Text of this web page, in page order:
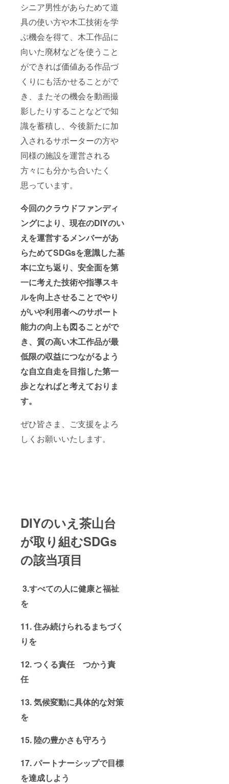
シニア男性があらためて道
具の使い方や木工技術を学
ぶ機会を得て、木工作品に
向いた廃材などを使うこと
ができれば価値ある作品づ
くりにも活かせることがで
き、またその機会を動画撮
影したりすることなどで知
識を蓄積し、今後新たに加
入されるサポーターの方や
同様の施設を運営される
方々にも分かち合いたく
思っています。
今回のクラウドファンディ
ングにより、現在のDIYのい
えを運営するメンバーがあ
らためてSDGsを意識した基
本に立ち返り、安全面を第
一に考えた技術や指導スキ
ルを向上させることでやり
がいや利用者へのサポート
能力の向上も図ることがで
き、質の高い木工作品が最
低限の収益につながるよう
な自立自走を目指した第一
歩となればと考えておりま
す。
ぜひ皆さま、ご支援をよろ
しくお願いいたします。
DIYのいえ茶山台
が取り組むSDGs
の該当項目
3.すべての人に健康と福祉
を
11. 住み続けられるまちづく
りを
12. つくる責任 つかう責
任
13. 気候変動に具体的な対策
を
15. 陸の豊かさも守ろう
17. パートナーシップで目標
を達成しよう